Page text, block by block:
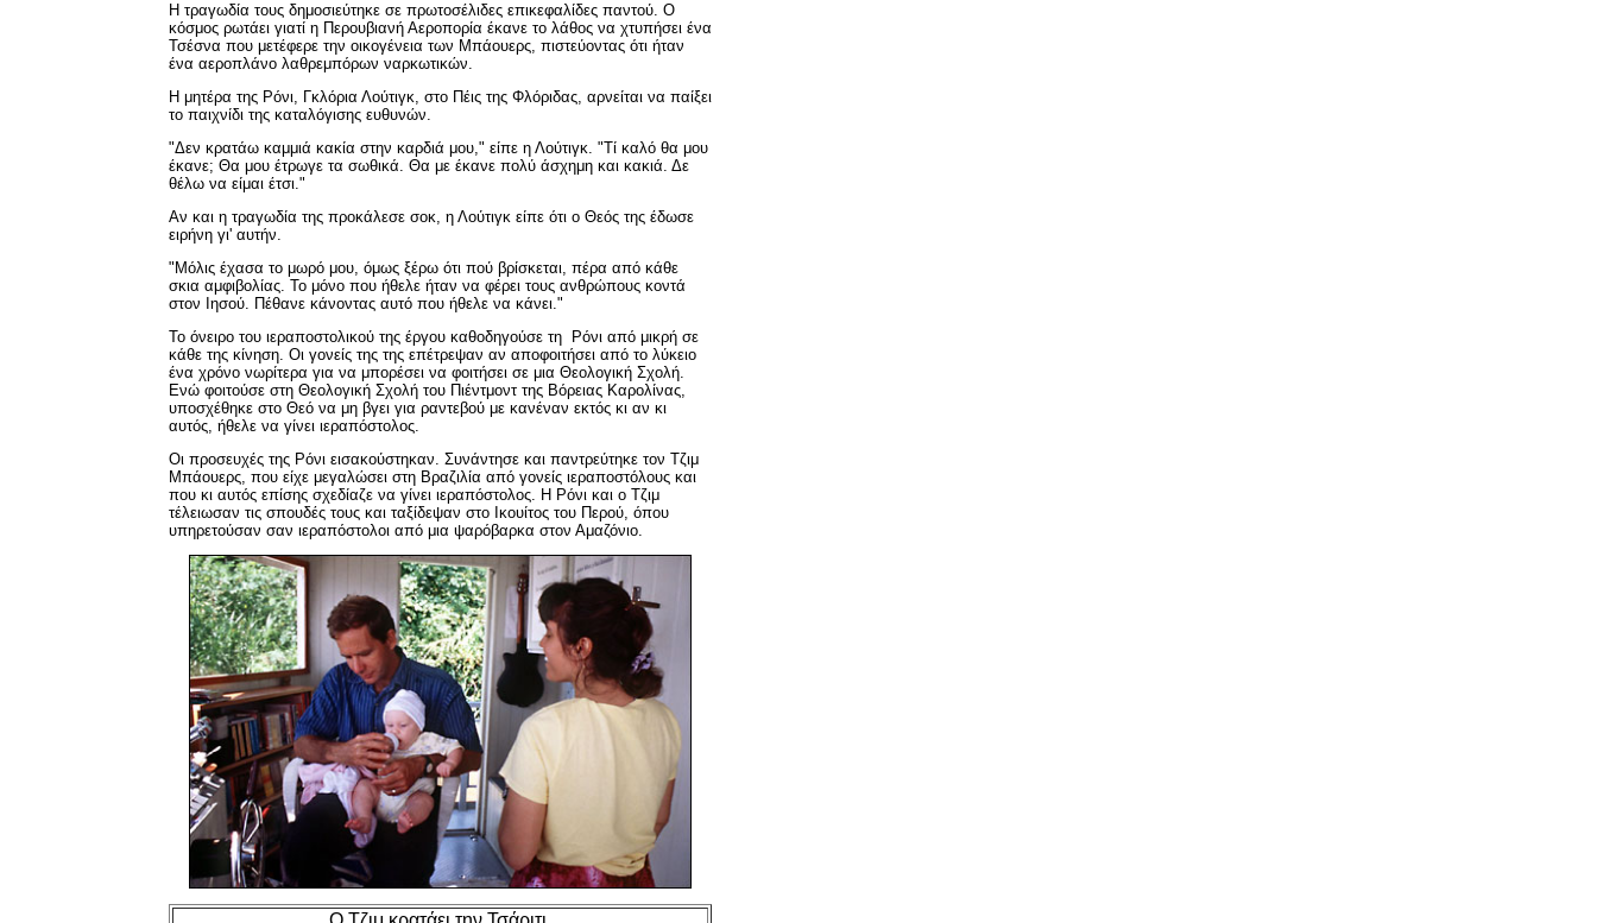
Η τραγωδία τους δημοσιεύτηκε σε πρωτοσέλιδες επικεφαλίδες παντού. Ο
κόσμος ρωτάει γιατί η Περουβιανή Αεροπορία έκανε το λάθος να χτυπήσει ένα
Τσέσνα που μετέφερε την οικογένεια των Μπάουερς, πιστεύοντας ότι ήταν
ένα αεροπλάνο λαθρεμπόρων ναρκωτικών.
Η μητέρα της Ρόνι, Γκλόρια Λούτιγκ, στο Πέις της Φλόριδας, αρνείται να παίξει
το παιχνίδι της καταλόγισης ευθυνών.
"Δεν κρατάω καμμιά κακία στην καρδιά μου," είπε η Λούτιγκ. "Τί καλό θα μου
έκανε; Θα μου έτρωγε τα σωθικά. Θα με έκανε πολύ άσχημη και κακιά. Δε
θέλω να είμαι έτσι."
Αν και η τραγωδία της προκάλεσε σοκ, η Λούτιγκ είπε ότι ο Θεός της έδωσε
ειρήνη γι' αυτήν.
"Μόλις έχασα το μωρό μου, όμως ξέρω ότι πού βρίσκεται, πέρα από κάθε
σκια αμφιβολίας. Το μόνο που ήθελε ήταν να φέρει τους ανθρώπους κοντά
στον Ιησού. Πέθανε κάνοντας αυτό που ήθελε να κάνει."
Το όνειρο του ιεραποστολικού της έργου καθοδηγούσε τη Ρόνι από μικρή σε
κάθε της κίνηση. Οι γονείς της της επέτρεψαν αν αποφοιτήσει από το λύκειο
ένα χρόνο νωρίτερα για να μπορέσει να φοιτήσει σε μια Θεολογική Σχολή.
Ενώ φοιτούσε στη Θεολογική Σχολή του Πιέντμοντ της Βόρειας Καρολίνας,
υποσχέθηκε στο Θεό να μη βγει για ραντεβού με κανέναν εκτός κι αν κι
αυτός, ήθελε να γίνει ιεραπόστολος.
Οι προσευχές της Ρόνι εισακούστηκαν. Συνάντησε και παντρεύτηκε τον Τζιμ
Μπάουερς, που είχε μεγαλώσει στη Βραζιλία από γονείς ιεραποστόλους και
που κι αυτός επίσης σχεδίαζε να γίνει ιεραπόστολος. Η Ρόνι και ο Τζιμ
τέλειωσαν τις σπουδές τους και ταξίδεψαν στο Ικουίτος του Περού, όπου
υπηρετούσαν σαν ιεραπόστολοι από μια ψαρόβαρκα στον Αμαζόνιο.